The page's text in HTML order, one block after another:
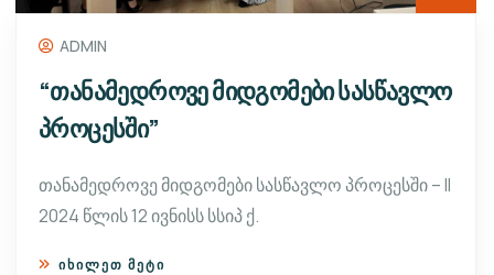
ADMIN
“თანამედროვე მიდგომები სასწავლო
პროცესში”
თანამედროვე მიდგომები სასწავლო პროცესში – II
2024 წლის 12 ივნისს სსიპ ქ.
ᲘᲮᲘᲚᲔᲗ ᲛᲔᲢᲘ